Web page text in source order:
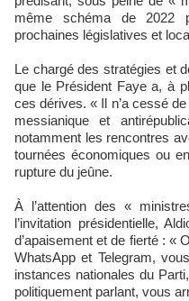
même schéma de 2022
prochaines législatives et
Le chargé des stratégies et
que le Président Faye a, à
ces dérives. « Il n’a cessé
messianique et
notamment les rencontres
tournées économiques ou
rupture du jeûne.
À l’attention des «
l’invitation présidentielle,
d’apaisement et de fierté : «
WhatsApp et Telegram,
instances nationales du
politiquement parlant, vous